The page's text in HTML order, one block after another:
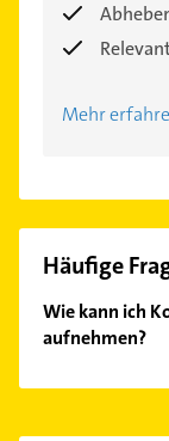
Mehr
Häufige
Wie kann ich
aufnehmen?